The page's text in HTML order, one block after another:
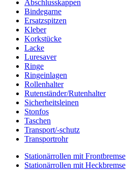
Abschlusskappen
Bindegarne
Ersatzspitzen
Kleber
Korkstücke
Lacke
Luresaver
Ringe
Ringeinlagen
Rollenhalter
Rutenständer/Rutenhalter
Sicherheitsleinen
Stonfos
Taschen
Transport/-schutz
Transportrohr
Stationärrollen mit Frontbremse
Stationärrollen mit Heckbremse